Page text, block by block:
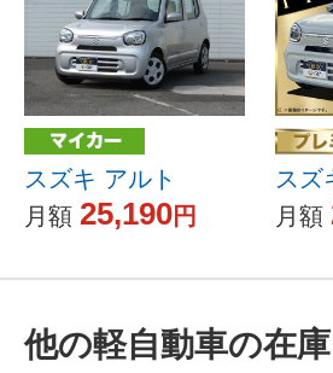
スズキ アルト
月額 25,190円
スズ
月額
他の軽自動車の在